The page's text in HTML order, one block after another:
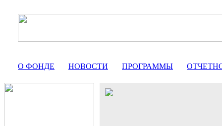
О ФОНДЕ НОВОСТИ ПРОГРАММЫ